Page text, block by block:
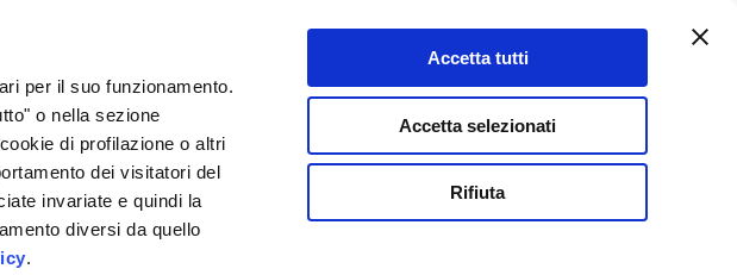
per il suo funzionamento.
o nella sezione
di profilazione o altri
dei visitatori del
invariate e quindi la
diversi da quello
.
Accetta tutti
Accetta selezionati
Rifiuta